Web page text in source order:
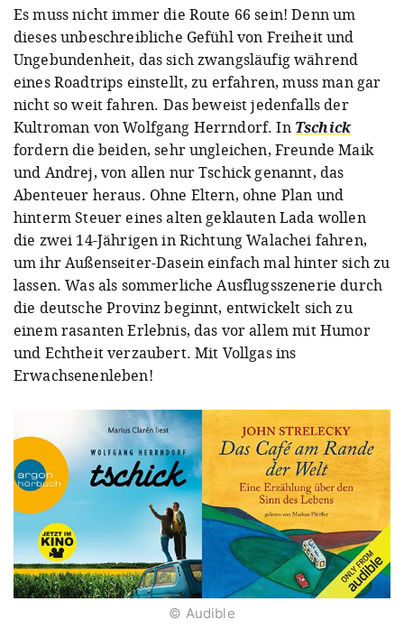
Es muss nicht immer die Route 66 sein! Denn um
dieses unbeschreibliche Gefühl von Freiheit und
Ungebundenheit, das sich zwangsläufig während
eines Roadtrips einstellt, zu erfahren, muss man gar
nicht so weit fahren. Das beweist jedenfalls der
Kultroman von Wolfgang Herrndorf. In Tschick
fordern die beiden, sehr ungleichen, Freunde Maik
und Andrej, von allen nur Tschick genannt, das
Abenteuer heraus. Ohne Eltern, ohne Plan und
hinterm Steuer eines alten geklauten Lada wollen
die zwei 14-Jährigen in Richtung Walachei fahren,
um ihr Außenseiter-Dasein einfach mal hinter sich zu
lassen. Was als sommerliche Ausflugsszenerie durch
die deutsche Provinz beginnt, entwickelt sich zu
einem rasanten Erlebnis, das vor allem mit Humor
und Echtheit verzaubert. Mit Vollgas ins
Erwachsenenleben!
© Audible